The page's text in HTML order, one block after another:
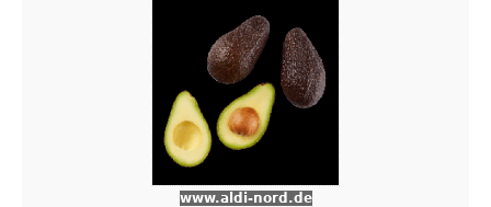
www.aldi-nord.de